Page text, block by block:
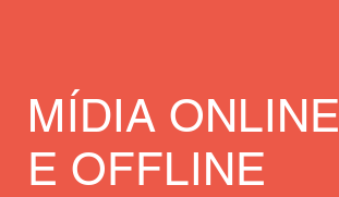
MÍDIA ONLINE
E OFFLINE